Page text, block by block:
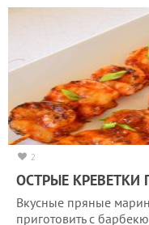
2
ОСТРЫЕ КРЕВЕТКИ
Вкусные пряные
приготовить с